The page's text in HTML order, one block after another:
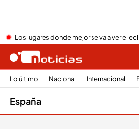
Los lugares donde mejor se va a ver el
Lo último Nacional Internacional
España